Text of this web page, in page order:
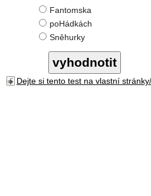
Fantomska
poHádkách
Sněhurky
Dejte si tento test na vlastní